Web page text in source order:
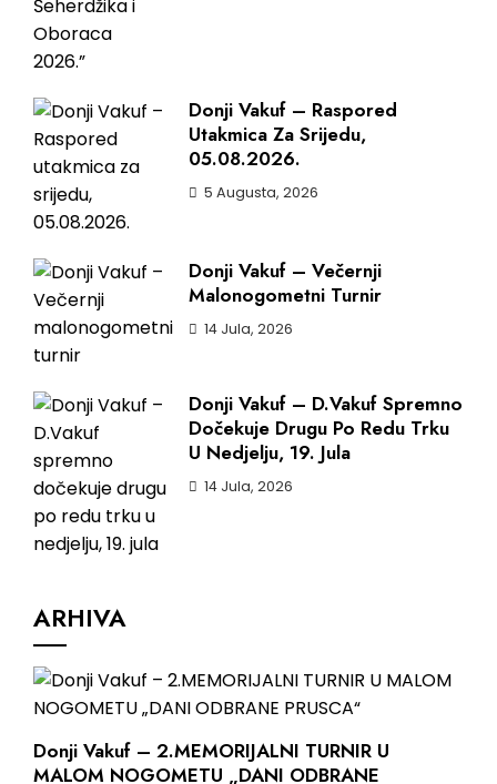
Donji Vakuf – Raspored
Utakmica Za Srijedu,
05.08.2026.
5 Augusta, 2026
Donji Vakuf – Večernji
Malonogometni Turnir
14 Jula, 2026
Donji Vakuf – D.Vakuf Spremno
Dočekuje Drugu Po Redu Trku
U Nedjelju, 19. Jula
14 Jula, 2026
ARHIVA
Donji Vakuf – 2.MEMORIJALNI TURNIR U
MALOM NOGOMETU „DANI ODBRANE